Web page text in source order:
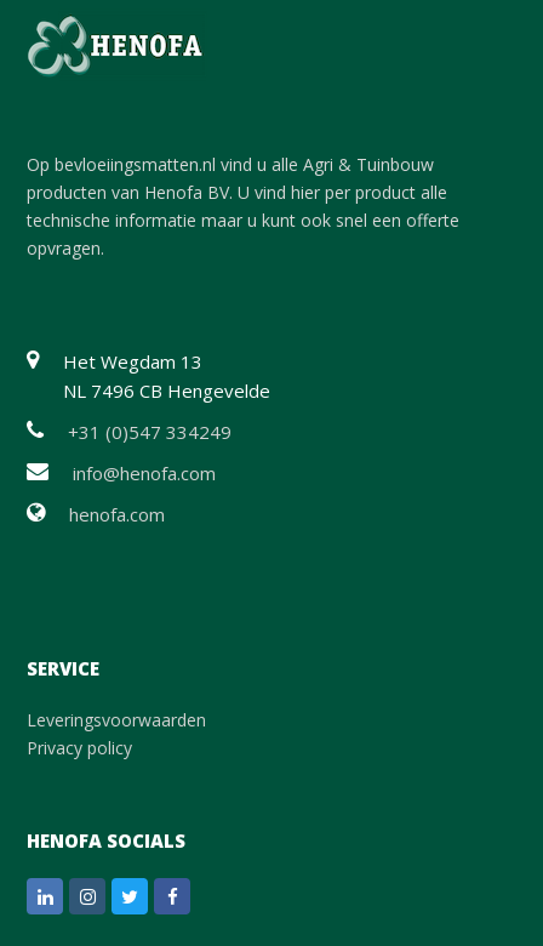
Op bevloeiingsmatten.nl vind u alle Agri & Tuinbouw
producten van Henofa BV. U vind hier per product alle
technische informatie maar u kunt ook snel een offerte
opvragen.
Het Wegdam 13
NL 7496 CB Hengevelde
+31 (0)547 334249
info@henofa.com
henofa.com
SERVICE
Leveringsvoorwaarden
Privacy policy
HENOFA SOCIALS
LinkedInInstagram
TwitterFacebook